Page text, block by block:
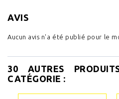
AVIS
Aucun avis n'a été publié pour le
30 AUTRES
CATÉGORIE :